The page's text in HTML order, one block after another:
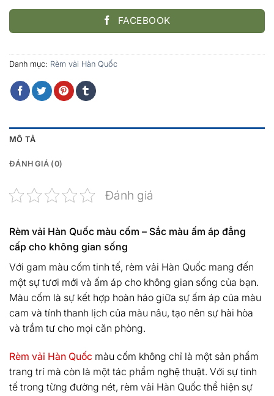
FACEBOOK
Danh mục: Rèm vải Hàn Quốc
MÔ TẢ
ĐÁNH GIÁ (0)
Đánh giá
Rèm vải Hàn Quốc màu cốm – Sắc màu ấm áp đẳng
cấp cho không gian sống
Với gam màu cốm tinh tế, rèm vải Hàn Quốc mang đến
một sự tươi mới và ấm áp cho không gian sống của bạn.
Màu cốm là sự kết hợp hoàn hảo giữa sự ấm áp của màu
cam và tính thanh lịch của màu nâu, tạo nên sự hài hòa
và trầm tư cho mọi căn phòng.
Rèm vải Hàn Quốc màu cốm không chỉ là một sản phẩm
trang trí mà còn là một tác phẩm nghệ thuật. Với sự tinh
tế trong từng đường nét, rèm vải Hàn Quốc thể hiện sự